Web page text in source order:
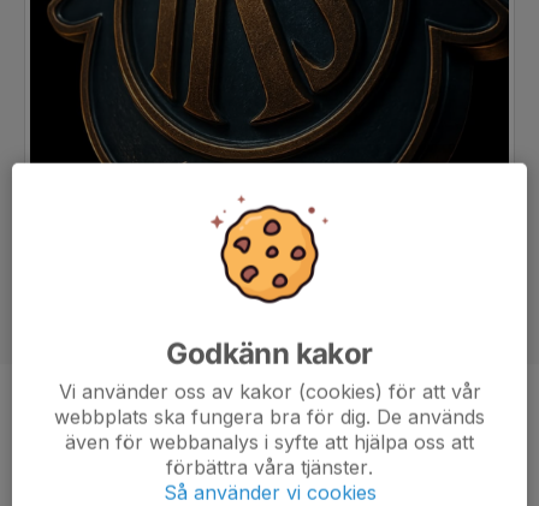
Position
-
11 år
Godkänn kakor
Vi använder oss av kakor (cookies) för att vår
webbplats ska fungera bra för dig. De används
även för webbanalys i syfte att hjälpa oss att
förbättra våra tjänster.
Så använder vi cookies